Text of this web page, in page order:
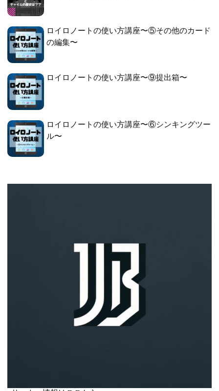
ロイロノートの使い方講座〜⑤その他のカード
の編集〜
ロイロノートの使い方講座〜⑨提出箱〜
ロイロノートの使い方講座〜⑥シンキングツー
ル〜